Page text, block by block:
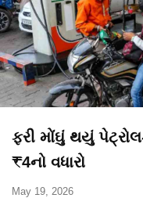
ફરી મોંઘું થયું
₹4નો વધારો
May 19, 2026